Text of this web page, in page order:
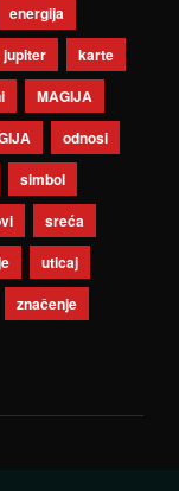
energija
jupiter
karte
MAGIJA
odnosi
simbol
sreća
uticaj
značenje